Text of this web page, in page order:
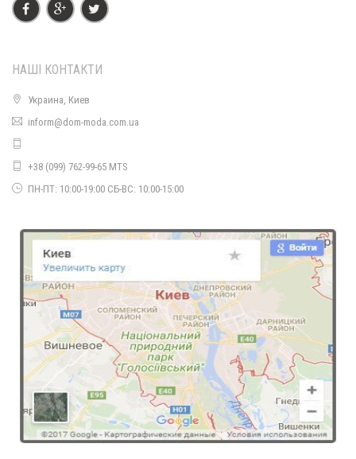
Нарядне плаття жіноче з воланом зверху
1510.00грн.
НАШІ КОНТАКТИ
Украина, Киев
inform@dom-moda.com.ua
+38 (099) 762-99-65 MTS
ПН-ПТ: 10:00-19:00 СБ-ВС: 10:00-15:00